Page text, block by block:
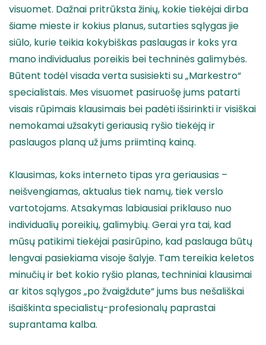
visuomet. Dažnai pritrūksta žinių, kokie tiekėjai dirba
šiame mieste ir kokius planus, sutarties sąlygas jie
siūlo, kurie teikia kokybiškas paslaugas ir koks yra
mano individualus poreikis bei techninės galimybės.
Būtent todėl visada verta susisiekti su „Markestro“
specialistais. Mes visuomet pasiruošę jums patarti
visais rūpimais klausimais bei padėti išsirinkti ir visiškai
nemokamai užsakyti geriausią ryšio tiekėją ir
paslaugos planą už jums priimtiną kainą.
Klausimas, koks interneto tipas yra geriausias –
neišvengiamas, aktualus tiek namų, tiek verslo
vartotojams. Atsakymas labiausiai priklauso nuo
individualių poreikių, galimybių. Gerai yra tai, kad
mūsų patikimi tiekėjai pasirūpino, kad paslauga būtų
lengvai pasiekiama visoje šalyje. Tam tereikia keletos
minučių ir bet kokio ryšio planas, techniniai klausimai
ar kitos sąlygos „po žvaigždute“ jums bus nešališkai
išaiškinta specialistų-profesionalų paprastai
suprantama kalba.